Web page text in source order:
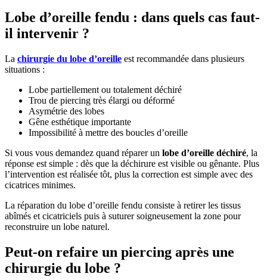
Lobe d’oreille fendu : dans quels cas faut-
il intervenir ?
La chirurgie du lobe d’oreille est recommandée dans plusieurs
situations :
Lobe partiellement ou totalement déchiré
Trou de piercing très élargi ou déformé
Asymétrie des lobes
Gêne esthétique importante
Impossibilité à mettre des boucles d’oreille
Si vous vous demandez quand réparer un lobe d’oreille déchiré, la
réponse est simple : dès que la déchirure est visible ou gênante. Plus
l’intervention est réalisée tôt, plus la correction est simple avec des
cicatrices minimes.
La réparation du lobe d’oreille fendu consiste à retirer les tissus
abîmés et cicatriciels puis à suturer soigneusement la zone pour
reconstruire un lobe naturel.
Peut-on refaire un piercing après une
chirurgie du lobe ?